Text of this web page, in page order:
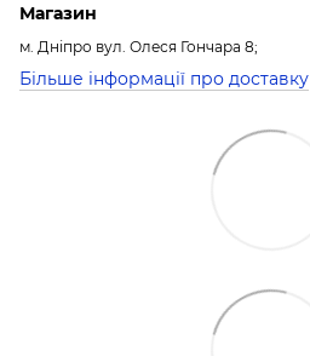
Магазин
м. Дніпро вул. Олеся Гончара 8;
Більше інформації про доставку